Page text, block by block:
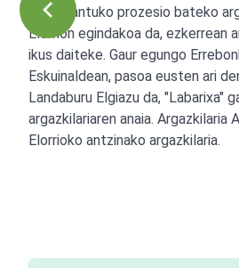
Aste Santuko prozesio bateko
Elorrion egindakoa da, ezkerrean
ikus daiteke. Gaur egungo
Eskuinaldean, pasoa eusten ari
Landaburu Elgiazu da, "Labarixa"
argazkilariaren anaia. Argazkilaria
Elorrioko antzinako argazkilaria.